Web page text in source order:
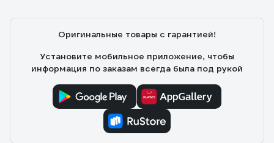
Оригинальные товары с гарантией!
Установите мобильное приложение, чтобы
информация по заказам всегда была под рукой